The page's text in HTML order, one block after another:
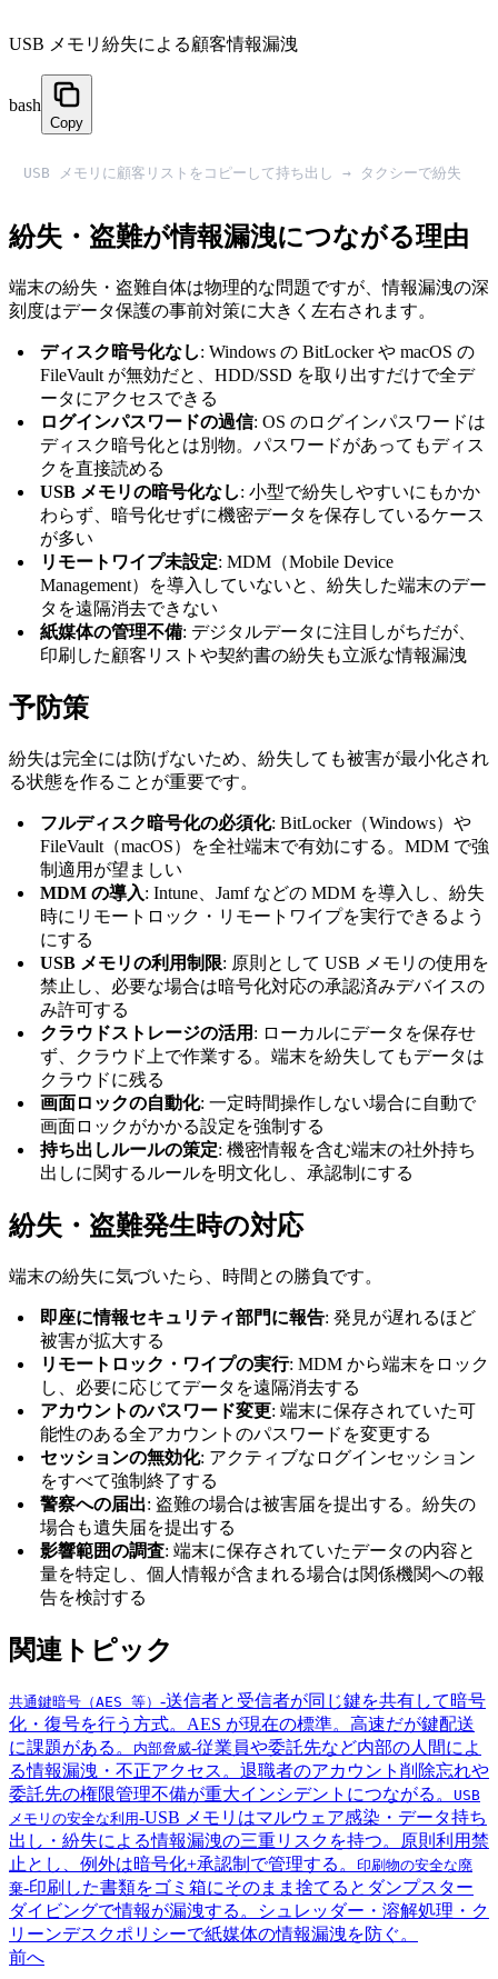
USB メモリ紛失による顧客情報漏洩
bash
Copy
USB メモリに顧客リストをコピーして持ち出し → タクシーで紛失
紛失・盗難が情報漏洩につながる理由
端末の紛失・盗難自体は物理的な問題ですが、情報漏洩の深
刻度はデータ保護の事前対策に大きく左右されます。
ディスク暗号化なし: Windows の BitLocker や macOS の
FileVault が無効だと、HDD/SSD を取り出すだけで全デ
ータにアクセスできる
ログインパスワードの過信: OS のログインパスワードは
ディスク暗号化とは別物。パスワードがあってもディス
クを直接読める
USB メモリの暗号化なし: 小型で紛失しやすいにもかか
わらず、暗号化せずに機密データを保存しているケース
が多い
リモートワイプ未設定: MDM（Mobile Device
Management）を導入していないと、紛失した端末のデー
タを遠隔消去できない
紙媒体の管理不備: デジタルデータに注目しがちだが、
印刷した顧客リストや契約書の紛失も立派な情報漏洩
予防策
紛失は完全には防げないため、紛失しても被害が最小化され
る状態を作ることが重要です。
フルディスク暗号化の必須化: BitLocker（Windows）や
FileVault（macOS）を全社端末で有効にする。MDM で強
制適用が望ましい
MDM の導入: Intune、Jamf などの MDM を導入し、紛失
時にリモートロック・リモートワイプを実行できるよう
にする
USB メモリの利用制限: 原則として USB メモリの使用を
禁止し、必要な場合は暗号化対応の承認済みデバイスの
み許可する
クラウドストレージの活用 : ローカルにデータを保存せ
ず、クラウド上で作業する。端末を紛失してもデータは
クラウドに残る
画面ロックの自動化: 一定時間操作しない場合に自動で
画面ロックがかかる設定を強制する
持ち出しルールの策定: 機密情報を含む端末の社外持ち
出しに関するルールを明文化し、承認制にする
紛失・盗難発生時の対応
端末の紛失に気づいたら、時間との勝負です。
即座に情報セキュリティ部門に報告: 発見が遅れるほど
被害が拡大する
リモートロック・ワイプの実行: MDM から端末をロック
し、必要に応じてデータを遠隔消去する
アカウントのパスワード変更: 端末に保存されていた可
能性のある全アカウントのパスワードを変更する
セッションの無効化: アクティブなログインセッション
をすべて強制終了する
警察への届出: 盗難の場合は被害届を提出する。紛失の
場合も遺失届を提出する
影響範囲の調査: 端末に保存されていたデータの内容と
量を特定し、個人情報が含まれる場合は関係機関への報
告を検討する
関連トピック
共通鍵暗号（AES 等） -送信者と受信者が同じ鍵を共有して暗号
化・復号を行う方式。AES が現在の標準。高速だが鍵配送
に課題がある。
内部脅威-従業員や委託先など内部の人間によ
る情報漏洩・不正アクセス。退職者のアカウント削除忘れや
委託先の権限管理不備が重大インシデントにつながる。
USB
メモリの安全な利用-USB メモリはマルウェア感染・データ持ち
出し・紛失による情報漏洩の三重リスクを持つ。原則利用禁
止とし、例外は暗号化+承認制で管理する。 印刷物の安全な廃
棄-印刷した書類をゴミ箱にそのまま捨てるとダンプスター
ダイビングで情報が漏洩する。シュレッダー・溶解処理・ク
リーンデスクポリシーで紙媒体の情報漏洩を防ぐ。
前へ